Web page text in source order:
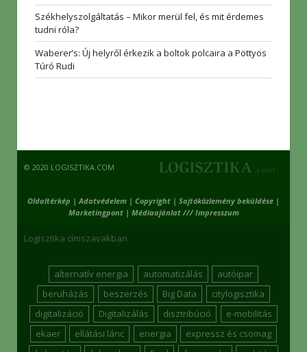
Székhelyszolgáltatás – Mikor merül fel, és mit érdemes
tudni róla?
Waberer’s: Új helyről érkezik a boltok polcaira a Pöttyös
Túró Rudi
© 2020 LOGISZTIKA.COM
Oldaltérkép | Adatvédelem | Copyright | Sajtóközlemény beküldése |
Marketingpont| Médiaajánlat /// Impresszum
Logisztika címszavakban
alternatív energia automatizálás
autóipar
beruházás
beszerzés Big Data
citylogisztika
digitalizáció
Digitalizálás disztribúció
e-mobilitás
ekaer
ellátási lánc energia
expressz és csomag